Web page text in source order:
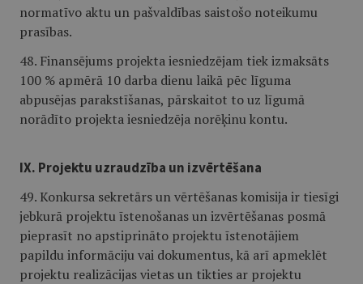
normatīvo aktu un pašvaldības saistošo noteikumu
prasības.
48. Finansējums projekta iesniedzējam tiek izmaksāts
100 % apmērā 10 darba dienu laikā pēc līguma
abpusējas parakstīšanas, pārskaitot to uz līgumā
norādīto projekta iesniedzēja norēķinu kontu.
IX. Projektu uzraudzība un izvērtēšana
49. Konkursa sekretārs un vērtēšanas komisija ir tiesīgi
jebkurā projektu īstenošanas un izvērtēšanas posmā
pieprasīt no apstiprināto projektu īstenotājiem
papildu informāciju vai dokumentus, kā arī apmeklēt
projektu realizācijas vietas un tikties ar projektu